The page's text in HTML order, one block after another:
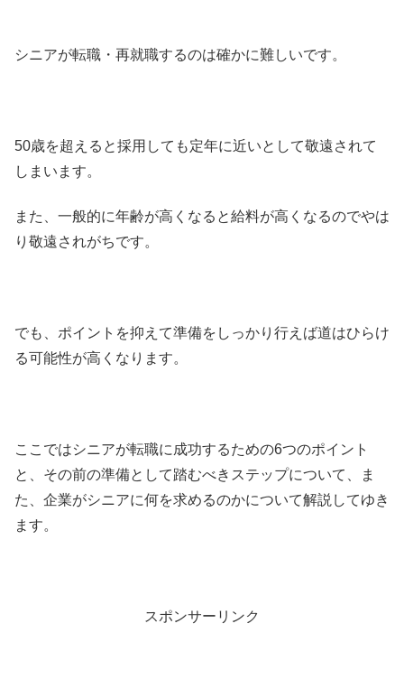
シニアが転職・再就職するのは確かに難しいです。
50歳を超えると採用しても定年に近いとして敬遠されて
しまいます。
また、一般的に年齢が高くなると給料が高くなるのでやは
り敬遠されがちです。
でも、ポイントを抑えて準備をしっかり行えば道はひらけ
る可能性が高くなります。
ここではシニアが転職に成功するための6つのポイント
と、その前の準備として踏むべきステップについて、ま
た、企業がシニアに何を求めるのかについて解説してゆき
ます。
スポンサーリンク